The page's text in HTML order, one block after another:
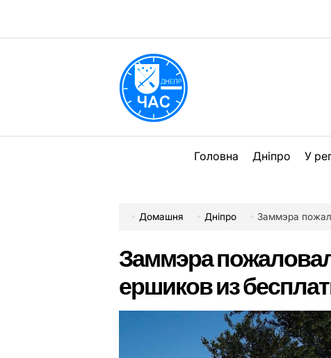
вмісту
Головна Дніпро У
Домашня Дніпро Заммэра
Заммэра
ершиков из